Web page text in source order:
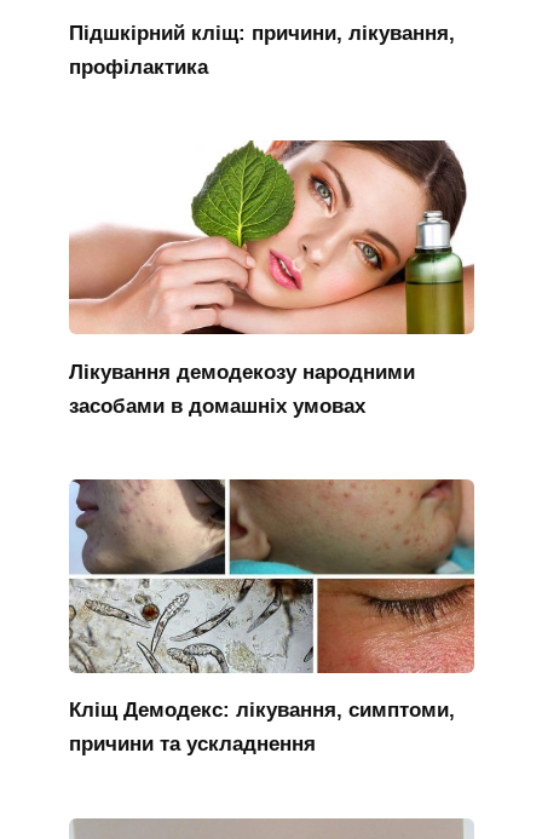
Підшкірний кліщ: причини, лікування,
профілактика
Лікування демодекозу народними
засобами в домашніх умовах
Кліщ Демодекс: лікування, симптоми,
причини та ускладнення